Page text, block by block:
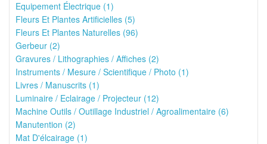
Equipement Électrique (1)
Fleurs Et Plantes Artificielles (5)
Fleurs Et Plantes Naturelles (96)
Gerbeur (2)
Gravures / Lithographies / Affiches (2)
Instruments / Mesure / Scientifique / Photo (1)
Livres / Manuscrits (1)
Luminaire / Eclairage / Projecteur (12)
Machine Outils / Outillage Industriel / Agroalimentaire (6)
Manutention (2)
Mat D'élcairage (1)